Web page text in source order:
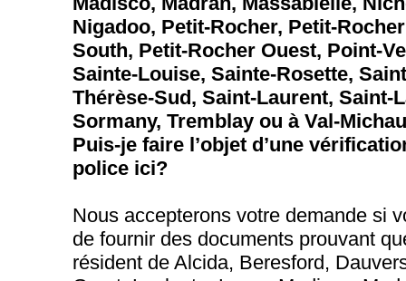
Nigadoo, Petit-Rocher, Petit-
South, Petit-Rocher Ouest, Point-
Sainte-Louise, Sainte-Rosette,
Thérèse-Sud, Saint-Laurent, Saint-
Sormany, Tremblay ou à Val-
Puis-je faire l’objet d’une
police ici?
Nous accepterons votre demande si
de fournir des documents prouvant
résident de Alcida, Beresford,